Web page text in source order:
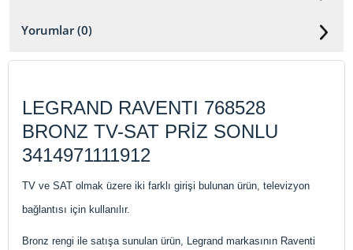
Yorumlar (0)
LEGRAND RAVENTI 768528
BRONZ TV-SAT PRİZ SONLU
3414971111912
TV ve SAT olmak üzere iki farklı girişi bulunan ürün, televizyon
bağlantısı için kullanılır.
Bronz rengi ile satışa sunulan ürün, Legrand markasının Raventi